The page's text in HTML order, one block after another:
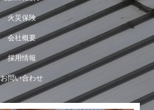
火災保険
会社概要
採用情報
お問い合わせ